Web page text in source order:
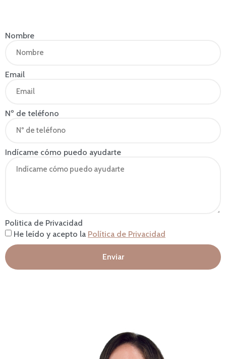
Nombre
Email
Nº de teléfono
Indícame cómo puedo ayudarte
Politica de Privacidad
He leído y acepto la Política de Privacidad
Enviar